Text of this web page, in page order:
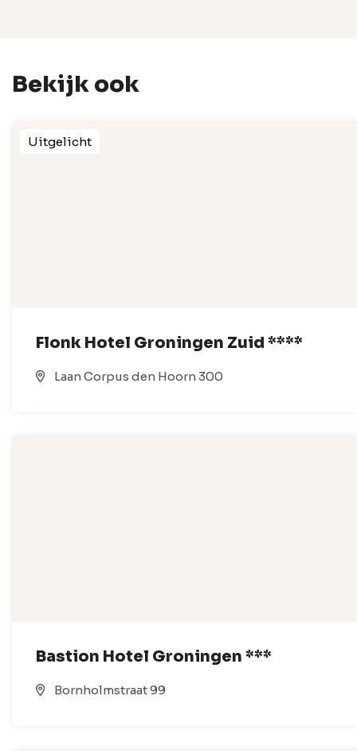
Bekijk ook
Uitgelicht
Flonk Hotel Groningen Zuid ****
Laan Corpus den Hoorn 300
Bastion Hotel Groningen ***
Bornholmstraat 99